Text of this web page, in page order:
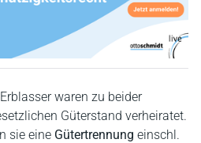
waren zu beider
Güterstand verheiratet.
sie eine Gütertrennung einschl.